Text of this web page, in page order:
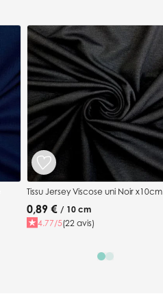
Tissu Jersey Viscose uni Noir x10cm
0,89 € / 10 cm
4.77/5(22 avis)